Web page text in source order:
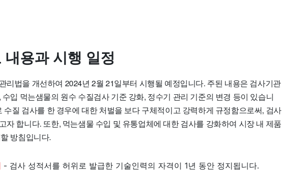
내용과 시행 일정
리법을 개선하여 2024년 2월 21일부터 시행될 예정입니다. 주된 내용은 검사기관
입 먹는샘물의 원수 수질검사 기준 강화, 정수기 관리 기준의 변경 등이 있습니
수질 검사를 한 경우에 대한 처벌을 보다 구체적이고 강력하게 규정함으로써, 검사
자 합니다. 또한, 먹는샘물 수입 및 유통업체에 대한 검사를 강화하여 시장 내 제품
방침입니다.
- 검사 성적서를 허위로 발급한 기술인력의 자격이 1년 동안 정지됩니다.